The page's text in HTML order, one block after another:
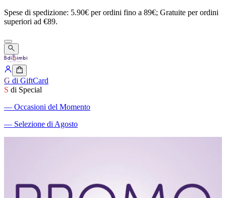
Spese di spedizione: 5.90€ perordini fino a 89€; Gratuite perordini
superiori ad €89.
G di GiftCard
S di Special
― Occasioni del Momento
― Selezione di Agosto